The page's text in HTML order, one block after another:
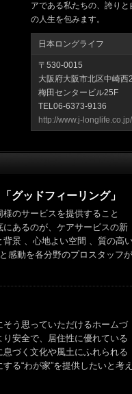
アである私たちの、誇り
の人生を包みます。
日本ロングライフ
〒530-0015
大阪府大阪市北区中崎西
梅田センタービル25F
TEL06-6373-9136
http://www.j-longlife.co.jp/
グッドフィーリング」
のサービスを提供すること
あるのが、ケアサービスの新
景 、心地よい空間 、質の高
感動を各分野のプロスタッフが
う思っていただけるホームづ
安全で、居住性に優れている
づく文化や風土にふれられる
る“わが家”を提供したいと考